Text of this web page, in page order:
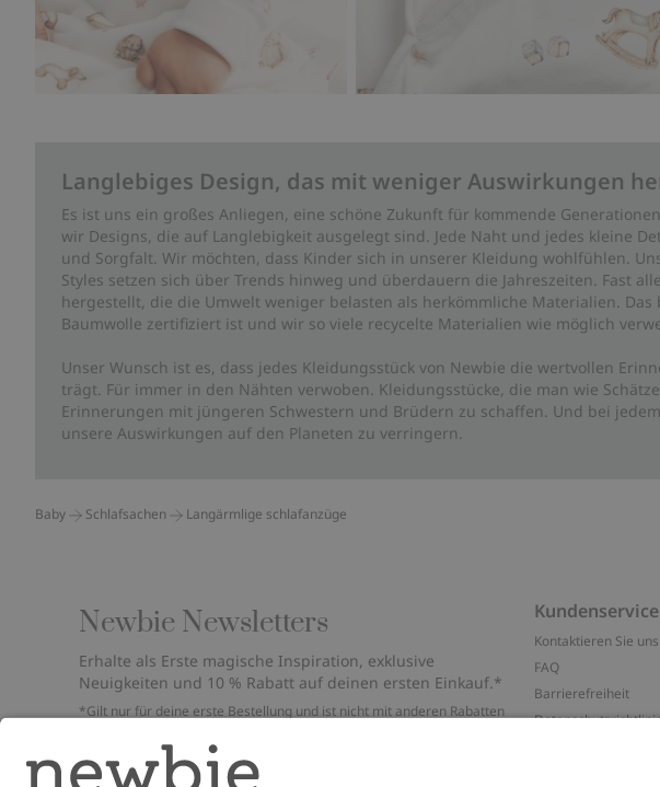
Langlebiges Design, das mit weniger Auswirkungen
Es ist uns ein großes Anliegen, eine schöne Zukunft für kommende
wir Designs, die auf Langlebigkeit ausgelegt sind. Jede Naht und jedes kleine
und Sorgfalt. Wir möchten, dass Kinder sich in unserer Kleidung wohlfühlen.
Styles setzen sich über Trends hinweg und überdauern die Jahreszeiten. Fast
hergestellt, die die Umwelt weniger belasten als herkömmliche Materialien. Das
Baumwolle zertifiziert ist und wir so viele recycelte Materialien wie möglich
Unser Wunsch ist es, dass jedes Kleidungsstück von Newbie die wertvollen
trägt. Für immer in den Nähten verwoben. Kleidungsstücke, die man wie
Erinnerungen mit jüngeren Schwestern und Brüdern zu schaffen. Und bei
unsere Auswirkungen auf den Planeten zu verringern.
Baby Schlafsachen Langärmlige schlafanzüge
Newbie Newsletters
Erhalte als Erste magische Inspiration, exklusive
Neuigkeiten und 10 % Rabatt auf deinen ersten Einkauf.*
*Gilt nur für deine erste Bestellung und ist nicht mit anderen Rabatten
überprüfe deinen Spam-Ordner. Lies unsere
FAQ & Cookie-Richtlinie
Kundenservice
Kontaktieren Sie uns
FAQ
Barrierefreiheit